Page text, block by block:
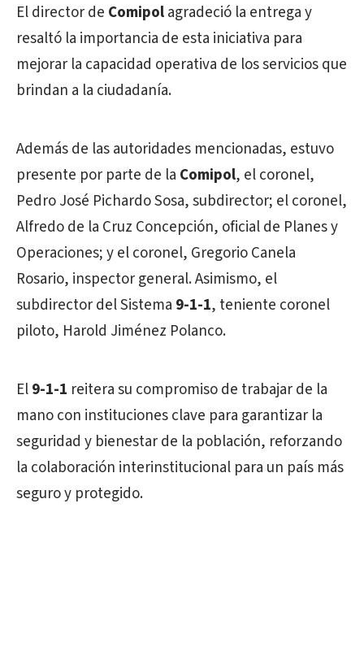
El director de Comipolagradeció la entrega y
resaltó la importancia de esta iniciativa para
mejorar la capacidad operativa de los servicios que
brindan a la ciudadanía.
Además de las autoridades mencionadas, estuvo
presente por parte de la Comipol, el coronel,
Pedro José Pichardo Sosa, subdirector; el coronel,
Alfredo de la Cruz Concepción, oficial de Planes y
Operaciones; y el coronel, Gregorio Canela
Rosario, inspector general. Asimismo, el
subdirector del Sistema 9-1-1, teniente coronel
piloto, Harold Jiménez Polanco.
El9-1-1 reitera su compromiso de trabajar de la
mano con instituciones clave para garantizar la
seguridad y bienestar de la población, reforzando
la colaboración interinstitucional para un país más
seguro y protegido.